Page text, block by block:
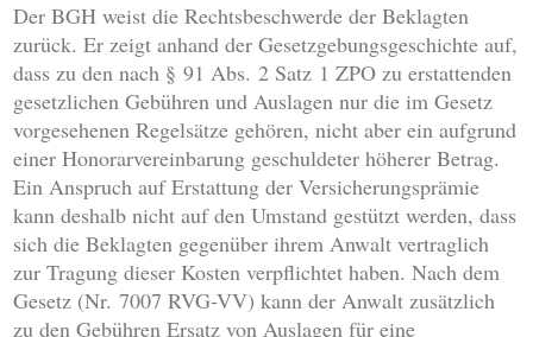
Der BGH weist die Rechtsbeschwerde der Beklagten
zurück. Er zeigt anhand der Gesetzgebungsgeschichte auf,
dass zu den nach § 91 Abs. 2 Satz 1 ZPO zu erstattenden
gesetzlichen Gebühren und Auslagen nur die im Gesetz
vorgesehenen Regelsätze gehören, nicht aber ein aufgrund
einer Honorarvereinbarung geschuldeter höherer Betrag.
Ein Anspruch auf Erstattung der Versicherungsprämie
kann deshalb nicht auf den Umstand gestützt werden, dass
sich die Beklagten gegenüber ihrem Anwalt vertraglich
zur Tragung dieser Kosten verpflichtet haben. Nach dem
Gesetz (Nr. 7007 RVG-VV) kann der Anwalt zusätzlich
zu den Gebühren Ersatz von Auslagen für eine